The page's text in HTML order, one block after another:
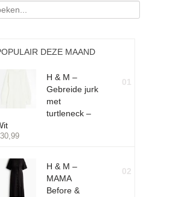
DEZE MAAND
H & M –
Gebreide jurk
met
turtleneck –
30,99
01
H & M –
MAMA
Before &
02